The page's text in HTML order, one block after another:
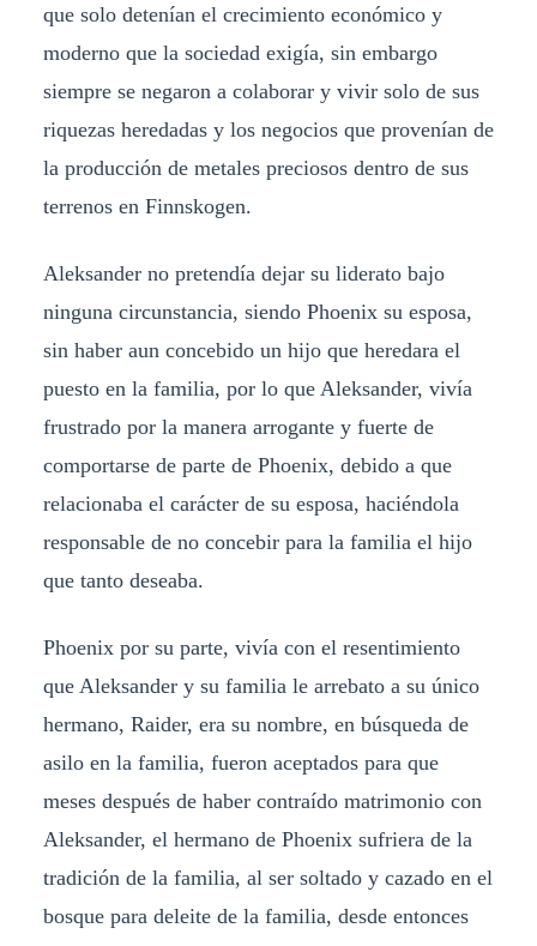
que solo detenían el crecimiento económico y
moderno que la sociedad exigía, sin embargo
siempre se negaron a colaborar y vivir solo de sus
riquezas heredadas y los negocios que provenían de
la producción de metales preciosos dentro de sus
terrenos en Finnskogen.
Aleksander no pretendía dejar su liderato bajo
ninguna circunstancia, siendo Phoenix su esposa,
sin haber aun concebido un hijo que heredara el
puesto en la familia, por lo que Aleksander, vivía
frustrado por la manera arrogante y fuerte de
comportarse de parte de Phoenix, debido a que
relacionaba el carácter de su esposa, haciéndola
responsable de no concebir para la familia el hijo
que tanto deseaba.
Phoenix por su parte, vivía con el resentimiento
que Aleksander y su familia le arrebato a su único
hermano, Raider, era su nombre, en búsqueda de
asilo en la familia, fueron aceptados para que
meses después de haber contraído matrimonio con
Aleksander, el hermano de Phoenix sufriera de la
tradición de la familia, al ser soltado y cazado en el
bosque para deleite de la familia, desde entonces